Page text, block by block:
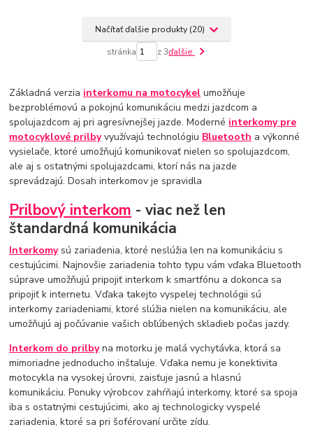
Načítať ďalšie produkty (20)
stránka z 3ďalšie
Základná verzia interkomu na motocykel umožňuje
bezproblémovú a pokojnú komunikáciu medzi jazdcom a
spolujazdcom aj pri agresívnejšej jazde. Moderné interkomy pre
motocyklové prilbyvyužívajú technológiu Bluetooth a výkonné
vysielače, ktoré umožňujú komunikovať nielen so spolujazdcom,
ale aj s ostatnými spolujazdcami, ktorí nás na jazde
sprevádzajú. Dosah interkomov je spravidla
Prilbový interkom - viac než len
štandardná komunikácia
Interkomysú zariadenia, ktoré neslúžia len na komunikáciu s
cestujúcimi. Najnovšie zariadenia tohto typu vám vďaka Bluetooth
súprave umožňujú pripojiť interkom k smartfónu a dokonca sa
pripojiť k internetu. Vďaka takejto vyspelej technológii sú
interkomy zariadeniami, ktoré slúžia nielen na komunikáciu, ale
umožňujú aj počúvanie vašich obľúbených skladieb počas jazdy.
Interkom do prilbyna motorku je malá vychytávka, ktorá sa
mimoriadne jednoducho inštaluje. Vďaka nemu je konektivita
motocykla na vysokej úrovni, zaisťuje jasnú a hlasnú
komunikáciu. Ponuky výrobcov zahŕňajú interkomy, ktoré sa spoja
iba s ostatnými cestujúcimi, ako aj technologicky vyspelé
zariadenia, ktoré sa pri šoférovaní určite zídu.